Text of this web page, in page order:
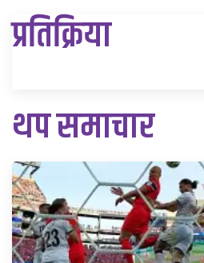
प्रतिक्रिया
थप समाचार